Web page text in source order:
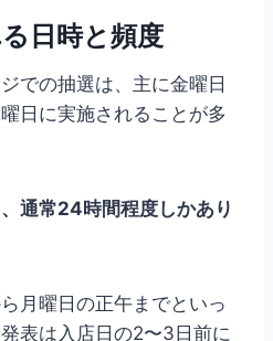
日時と頻度
での抽選は、主に金曜日
日に実施されることが多
通常24時間程度しかあり
月曜日の正午までといっ
表は入店日の2〜3日前に